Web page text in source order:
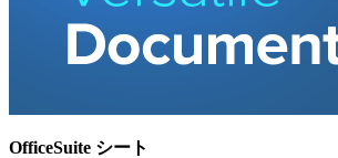
OfficeSuite シート